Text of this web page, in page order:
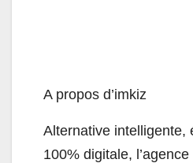
A propos d’imkiz
Alternative intelligente,
100% digitale,